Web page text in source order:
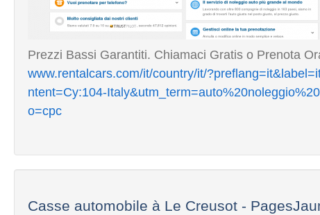
Prezzi Bassi Garantiti. Chiamaci Gratis o Prenota
www.rentalcars.com/it/country/it/
ntent=Cy:104-
o=cpc
Casse automobile à Le Creusot -